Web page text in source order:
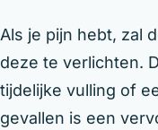
Als je pijn hebt, zal
deze te verlichten.
tijdelijke vulling of
gevallen is een